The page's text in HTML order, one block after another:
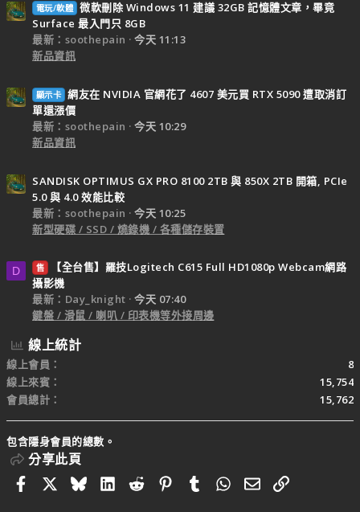
電玩/軟體 微軟刪除 Windows 11 建議 32GB 記憶體文章，畢竟
Surface 最入門只 8GB
最新：soothepain
今天 11:13
新品資訊
顯示卡 網友在 NVIDIA 官網花了 4607 美元買 RTX 5090 遭取消訂
單還漲價
最新：soothepain
今天 10:29
新品資訊
SANDISK OPTIMUS GX PRO 8100 2TB 與 850X 2TB 開箱, PCIe
5.0 與 4.0 效能比較
最新：soothepain
今天 10:25
新型硬碟 / SSD / 燒錄機 / 各種儲存裝置
D 售
【全台售】羅技Logitech C615 Full HD1080p Webcam網路
攝影機
最新：Day_knight
今天 07:40
鍵盤 / 滑鼠 / 喇叭 / 印表機等外接周邊
線上統計
線上會員
8
線上來賓
15,754
會員總計
15,762
包含隱身會員的總數。
分享此頁
FacebookBlueskyLinkedIn
RedditPinterestTumblrWhatsApp
電子郵件
連結